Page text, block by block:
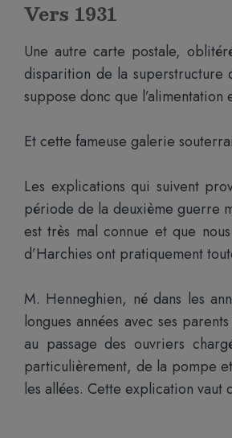
Vers 1931
Une autre carte postale,
disparition de la superstructure
suppose donc que
Et cette fameuse galerie
Les explications qui suivent
période de la deuxième guerre
est très mal connue et que
d’Harchies ont pratiquement
M. Henneghien, né dans les
longues années avec ses
au passage des ouvriers
particulièrement, de la pompe
les allées. Cette explication vaut